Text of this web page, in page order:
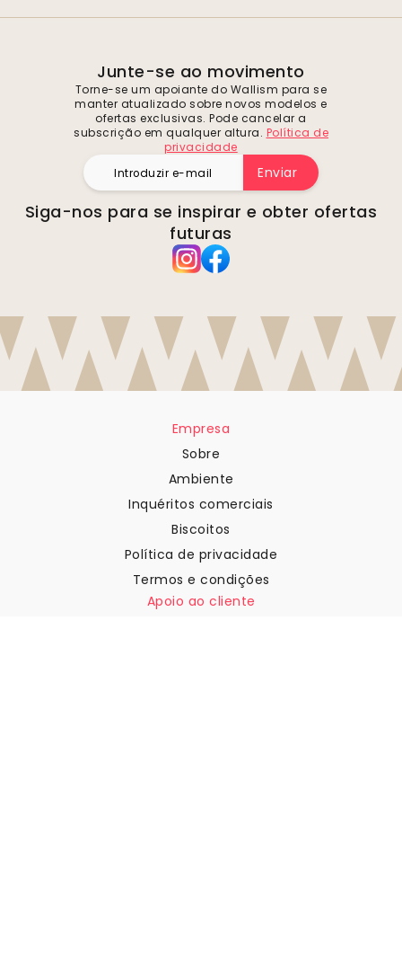
Junte-se ao movimento
Torne-se um apoiante do Wallism para se
manter atualizado sobre novos modelos e
ofertas exclusivas. Pode cancelar a
subscrição em qualquer altura. Política de
privacidade
Enviar
Siga-nos para se inspirar e obter ofertas
futuras
Empresa
Sobre
Ambiente
Inquéritos comerciais
Biscoitos
Política de privacidade
Termos e condições
Apoio ao cliente